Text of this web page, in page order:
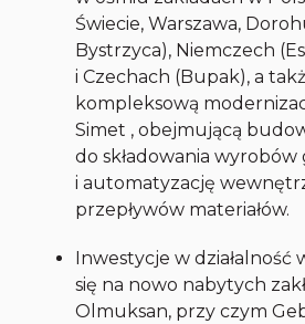
Świecie, Warszawa,
Bystrzyca), Niemczech
i Czechach (Bupak), a
kompleksową
Simet , obejmującą
do składowania
i automatyzację
przepływów materiałów.
Inwestycje w działalność
się na nowo nabytych
Olmuksan, przy czym